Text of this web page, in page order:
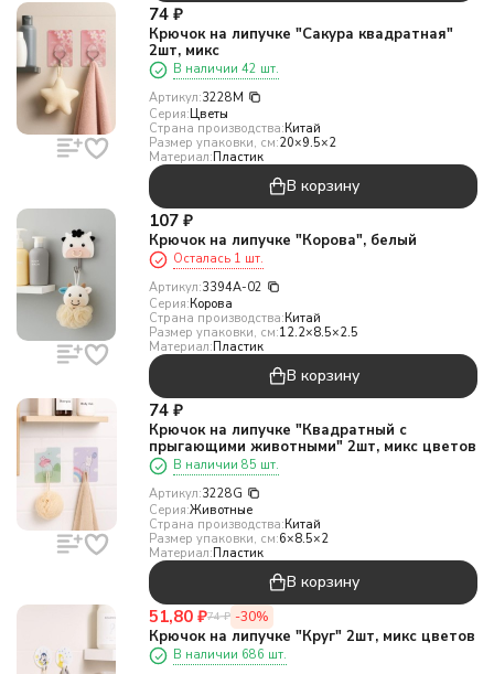
74 ₽
Крючок на липучке "Сакура квадратная"
2шт, микс
В наличии 42 шт.
Артикул:3228M
Серия:Цветы
Страна производства:Китай
Размер упаковки, см:20×9.5×2
Материал:Пластик
В корзину
107 ₽
Крючок на липучке "Корова", белый
Осталась 1 шт.
Артикул:3394A-02
Серия:Корова
Страна производства:Китай
Размер упаковки, см:12.2×8.5×2.5
Материал:Пластик
В корзину
74 ₽
Крючок на липучке "Квадратный с
прыгающими животными" 2шт, микс цветов
В наличии 85 шт.
Артикул:3228G
Серия:Животные
Страна производства:Китай
Размер упаковки, см:6×8.5×2
Материал:Пластик
В корзину
51,80 ₽74 ₽ -30%
Крючок на липучке "Круг" 2шт, микс цветов
В наличии 686 шт.